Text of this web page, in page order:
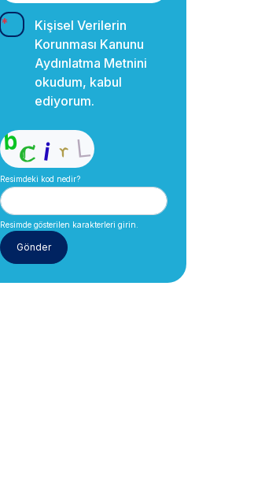
Kişisel Verilerin
Korunması Kanunu
Aydınlatma Metnini
okudum, kabul
ediyorum.
Resimdeki kod nedir?
Resimde gösterilen karakterleri girin.